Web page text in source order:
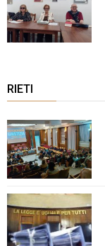
RIETI